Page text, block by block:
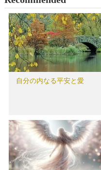
自分の内なる平安と愛